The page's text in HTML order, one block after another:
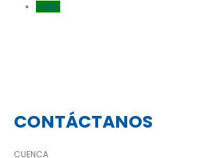
Verde
CONTÁCTANOS
CUENCA